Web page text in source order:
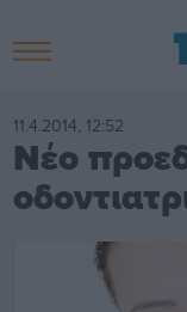
11.4.2014, 12:52
Νέο